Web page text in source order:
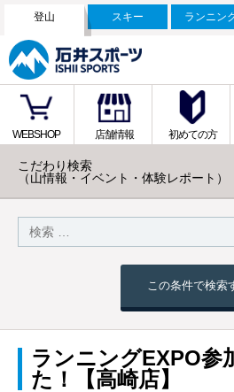
登山 スキー ランニン
WEBSHOP 店舗情報 初めての方
こだわり検索
（山情報・イベント・体験レポート）
この条件で検索
ランニングEXPO参
た！【高崎店】